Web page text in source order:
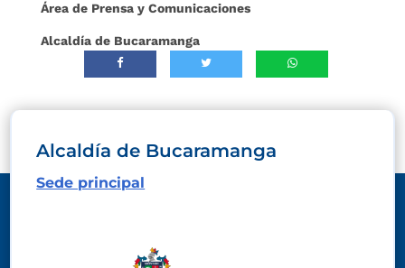
Área de Prensa y Comunicaciones
Alcaldía de Bucaramanga
Alcaldía de Bucaramanga
Sede principal